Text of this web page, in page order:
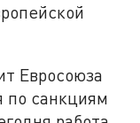
Евросоюза
по санкциям